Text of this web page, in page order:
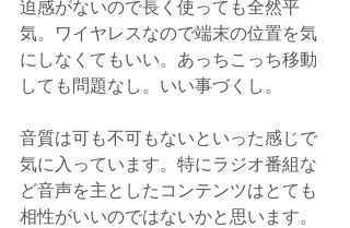
迫感がないので長く使っても全然平
気。ワイヤレスなので端末の位置を気
にしなくてもいい。あっちこっち移動
しても問題なし。いい事づくし。
音質は可も不可もないといった感じで
気に入っています。特にラジオ番組な
ど音声を主としたコンテンツはとても
相性がいいのではないかと思います。